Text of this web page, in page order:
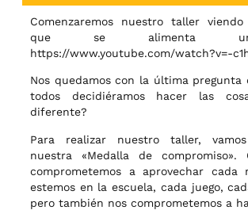
Comenzaremos nuestro taller
que se alimenta
https://www.youtube.com/watch?v=-
Nos quedamos con la última pregunta
todos decidiéramos hacer las
diferente?
Para realizar nuestro taller,
nuestra «Medalla de
comprometemos a aprovechar cada
estemos en la escuela, cada juego,
pero también nos comprometemos a